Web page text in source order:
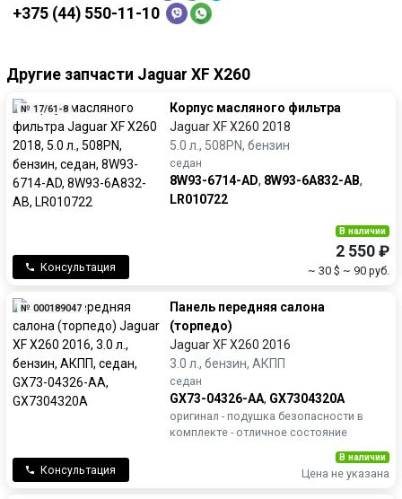
+375 (44) 550-11-10
Другие запчасти Jaguar XF X260
№ 17/61-8
Корпус масляного фильтра
Jaguar XF X260 2018
5.0 л., 508PN, бензин
седан
8W93-6714-AD, 8W93-6A832-AB,
LR010722
Консультация
В наличии
2 550 ₽
~ 30 $ ~ 90 руб.
№ 000189047
Панель передняя салона
(торпедо)
Jaguar XF X260 2016
3.0 л., бензин, АКПП
седан
GX73-04326-AA, GX7304320A
оригинал - подушка безопасности в
комплекте - отличное состояние
Консультация
В наличии
Цена не указана